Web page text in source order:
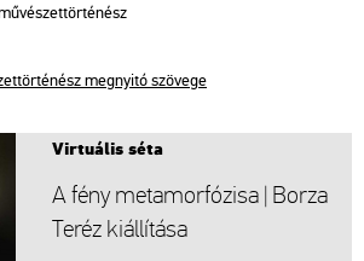
meg­nyi­tó szö­ve­ge
Vir­tu­á­lis séta
A fény me­ta­mor­fó­zi­sa | Borza
Teréz ki­ál­lí­tá­sa